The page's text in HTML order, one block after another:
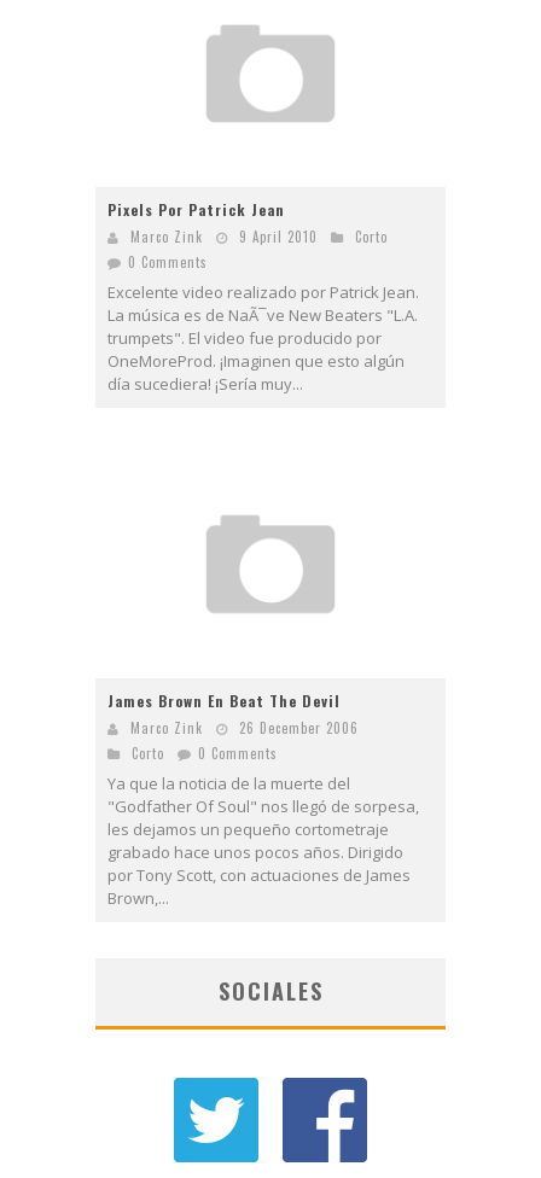
Pixels Por Patrick Jean
Marco Zink 9 April 2010
Corto
0 Comments
Excelente video realizado por Patrick Jean.
La música es de NaÃ¯ve New Beaters "L.A.
trumpets". El video fue producido por
OneMoreProd. ¡Imaginen que esto algún
día sucediera! ¡Sería muy...
James Brown En Beat The Devil
Marco Zink
26 December 2006
Corto
0 Comments
Ya que la noticia de la muerte del
"Godfather Of Soul" nos llegó de sorpesa,
les dejamos un pequeño cortometraje
grabado hace unos pocos años. Dirigido
por Tony Scott, con actuaciones de James
Brown,...
SOCIALES